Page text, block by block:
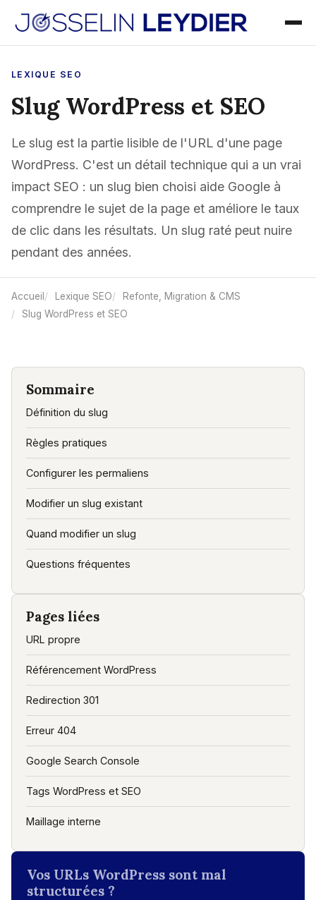
LEXIQUE SEO
Slug WordPress et SEO
Le slug est la partie lisible de l'URL d'une page
WordPress. C'est un détail technique qui a un vrai
impact SEO : un slug bien choisi aide Google à
comprendre le sujet de la page et améliore le taux
de clic dans les résultats. Un slug raté peut nuire
pendant des années.
Accueil Lexique SEO
Refonte, Migration & CMS
Slug WordPress et SEO
Sommaire
Définition du slug
Règles pratiques
Configurer les permaliens
Modifier un slug existant
Quand modifier un slug
Questions fréquentes
Pages liées
URL propre
Référencement WordPress
Redirection 301
Erreur 404
Google Search Console
Tags WordPress et SEO
Maillage interne
Vos URLs WordPress sont mal
structurées ?